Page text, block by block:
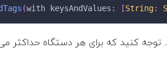
(with keysAndValues : [String:
کنید که برای هر دستگاه حداکثر